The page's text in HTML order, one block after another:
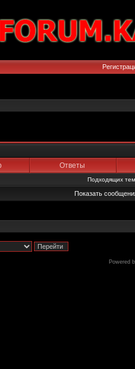
Ответы
Подходящих
Показать
Powered